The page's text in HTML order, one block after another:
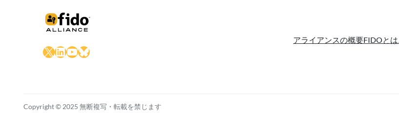
X LinkedIn
YouTube
Bluesky
アライアンスの概要FIDOとは
Copyright © 2025 無断複写・転載を禁じます